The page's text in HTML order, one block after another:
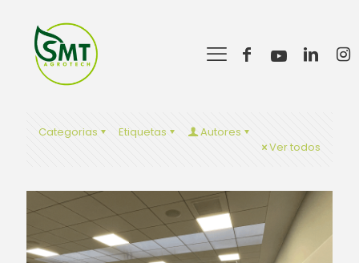
Categorias Etiquetas
Autores
Ver todos